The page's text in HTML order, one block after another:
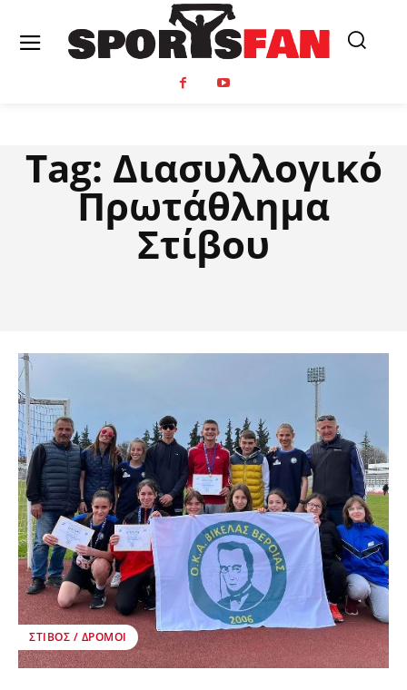
Tag: Διασυλλογικό
Πρωτάθλημα
Στίβου
ΣΤΊΒΟΣ / ΔΡΌΜΟΙ